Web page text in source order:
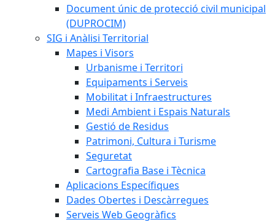
Document únic de protecció civil municipal
(DUPROCIM)
SIG i Anàlisi Territorial
Mapes i Visors
Urbanisme i Territori
Equipaments i Serveis
Mobilitat i Infraestructures
Medi Ambient i Espais Naturals
Gestió de Residus
Patrimoni, Cultura i Turisme
Seguretat
Cartografia Base i Tècnica
Aplicacions Específiques
Dades Obertes i Descàrregues
Serveis Web Geogràfics